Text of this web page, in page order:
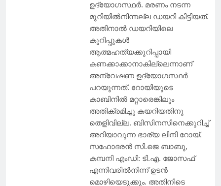
ഉദ്യോഗസ്ഥർ. മരണം നടന്ന
മുറിയിൽനിന്നല്ല ഡയറി കിട്ടിയത്.
അതിനാൽ ഡയറിയിലെ
കുറിപ്പുകൾ
ആത്മഹത്യക്കുറിപ്പായി
കണക്കാക്കാനാകില്ലെന്നാണ്
അന്വേഷണ ഉദ്യോഗസ്ഥർ
പറയുന്നത്. റോയിയുടെ
കാബിനിൽ മറ്റാരെങ്കിലും
അതിക്രമിച്ചു കയറിയതിനു
തെളിവില്ല. ബിസിനസിനെക്കുറിച്ച്
അറിയാവുന്ന ഭാര്യ ലിനി റോയ്,
സഹോദരൻ സി.ജെ ബാബു,
കമ്പനി എംഡി: ടി.എ. ജോസഫ്
എന്നിവരിൽനിന്ന് ഉടൻ
മൊഴിയെടുക്കും. അതിനിടെ